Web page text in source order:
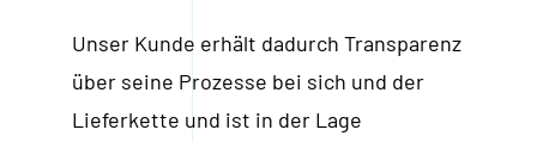
Unser Kunde erhält dadurch Transparenz
über seine Prozesse bei sich und der
Lieferkette und ist in der Lage